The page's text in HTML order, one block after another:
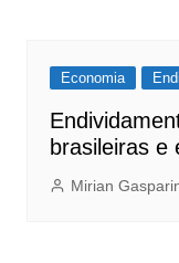
Economia
brasileiras e
Mirian